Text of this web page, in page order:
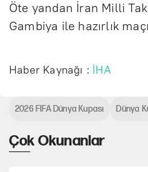
Öte yandan İran Milli
Gambiya ile hazırlık
Haber Kaynağı : İHA
Çok Okunanlar
2026 FIFA Dünya Kupası Dünya